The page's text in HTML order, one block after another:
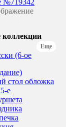
коллекции
Еще
(6-ое
стол обложка
е